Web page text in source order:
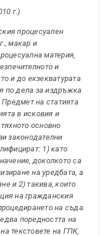
г.)
процесуален
макар и
материя,
и
и до екзекватурата
по дела за издръжка
на статията
в исковия и
основно
законодателни
1) като
доколкото са
на уредбата, а
и 2) такива, които
на гражданския
на съда.
поредността на
текстовете на ГПК,